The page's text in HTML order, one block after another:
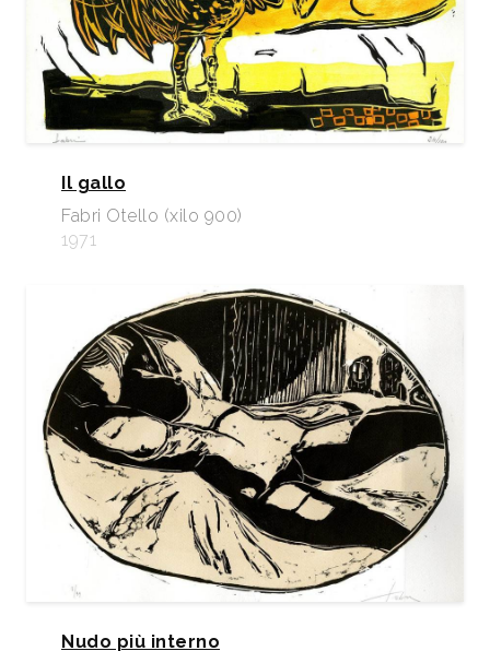
Il gallo
Fabri Otello (xilo 900)
1971
Nudo più interno